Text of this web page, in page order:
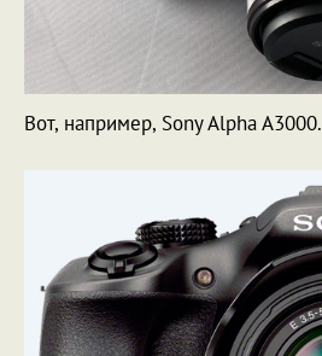
Вот, например, Sony Alpha A3000.